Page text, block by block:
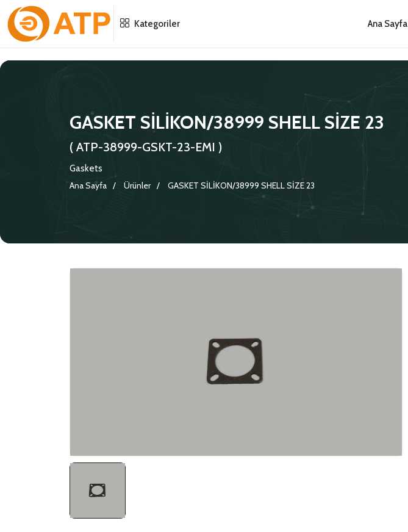
Kategoriler Ana Sayfa
GASKET SİLİKON/38999 SHELL SİZE 23
( ATP-38999-GSKT-23-EMI )
Gaskets
Ana Sayfa
Ürünler GASKET SİLİKON/38999 SHELL SİZE 23
Menu
Menu
BILGI GÜVENLIĞI POLITIKASI
Menu